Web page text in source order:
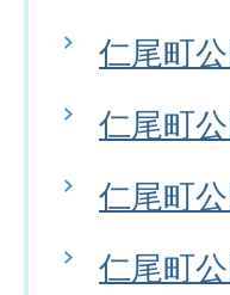
仁尾町
仁尾町
仁尾町
仁尾町